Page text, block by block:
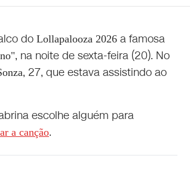
do Lollapalooza 2026 a famosa
, na noite de sexta-feira (20). No
, 27, que estava assistindo ao
escolhe alguém para
a canção.